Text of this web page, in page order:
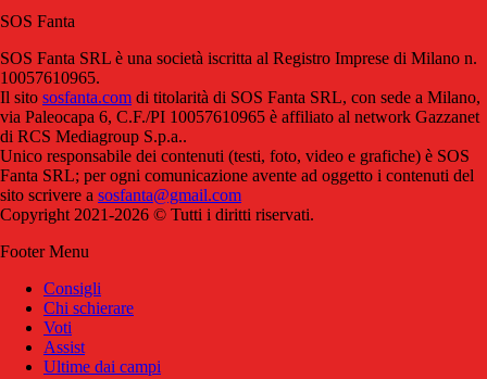
SOS Fanta
SOS Fanta SRL è una società iscritta al Registro Imprese di Milano n.
10057610965.
Il sito sosfanta.com di titolarità di SOS Fanta SRL, con sede a Milano,
via Paleocapa 6, C.F./PI 10057610965 è affiliato al network Gazzanet
di RCS Mediagroup S.p.a..
Unico responsabile dei contenuti (testi, foto, video e grafiche) è SOS
Fanta SRL; per ogni comunicazione avente ad oggetto i contenuti del
sito scrivere a sosfanta@gmail.com
Copyright 2021-2026 © Tutti i diritti riservati.
Footer Menu
Consigli
Chi schierare
Voti
Assist
Ultime dai campi